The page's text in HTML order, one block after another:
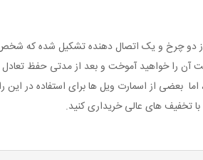
دو چرخ و یک اتصال دهنده تشکیل شده که
آن را خواهید آموخت و بعد از مدتی حفظ
بعضی از اسمارت ویل ها برای استفاده در این
تخفیف های عالی خریداری کنید.